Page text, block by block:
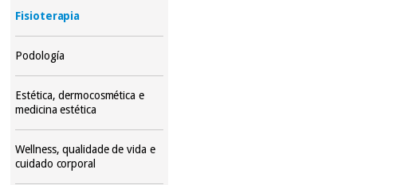
Fisioterapia
Podología
Estética, dermocosmética e
medicina estética
Wellness, qualidade de vida e
cuidado corporal